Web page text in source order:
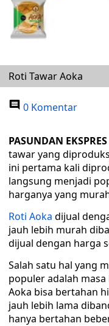
Roti Tawar Aoka
0 Komentar
PASUNDAN EKSPRES
tawar yang
ini pertama kali
langsung menjadi
harganya yang
Roti Aoka dijual
jauh lebih murah
dijual dengan harga
Salah satu hal yang
populer adalah
Aoka bisa bertahan
jauh lebih lama
hanya bertahan